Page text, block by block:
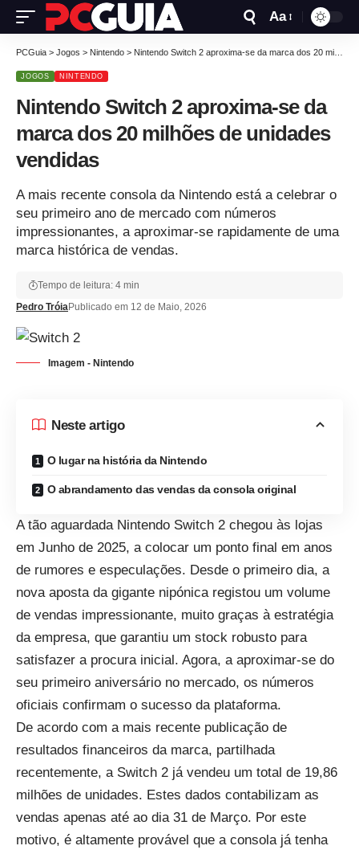
Aa
PCGuia > Jogos > Nintendo > Nintendo Switch 2 aproxima-se da marca dos 20 milhões de unidades vendidas
JOGOS NINTENDO
Nintendo Switch 2 aproxima-se da
marca dos 20 milhões de unidades
vendidas
A mais recente consola da Nintendo está a celebrar o
seu primeiro ano de mercado com números
impressionantes, a aproximar-se rapidamente de uma
marca histórica de vendas.
Pedro TróiaPublicado em 12 de Maio, 2026
Tempo de leitura: 4 min
Imagem - Nintendo
Neste artigo
O lugar na história da Nintendo
O abrandamento das vendas da consola original
A tão aguardada Nintendo Switch 2 chegou às lojas
em Junho de 2025, a colocar um ponto final em anos
de rumores e especulações. Desde o primeiro dia, a
nova aposta da gigante nipónica registou um volume
de vendas impressionante, muito graças à estratégia
da empresa, que garantiu um stock robusto para
satisfazer a procura inicial. Agora, a aproximar-se do
seu primeiro aniversário no mercado, os números
oficiais confirmam o sucesso da plataforma.
De acordo com a mais recente publicação de
resultados financeiros da marca, partilhada
recentemente, a Switch 2 já vendeu um total de 19,86
milhões de unidades. Estes dados contabilizam as
vendas apenas até ao dia 31 de Março. Por este
motivo, é altamente provável que a consola já tenha